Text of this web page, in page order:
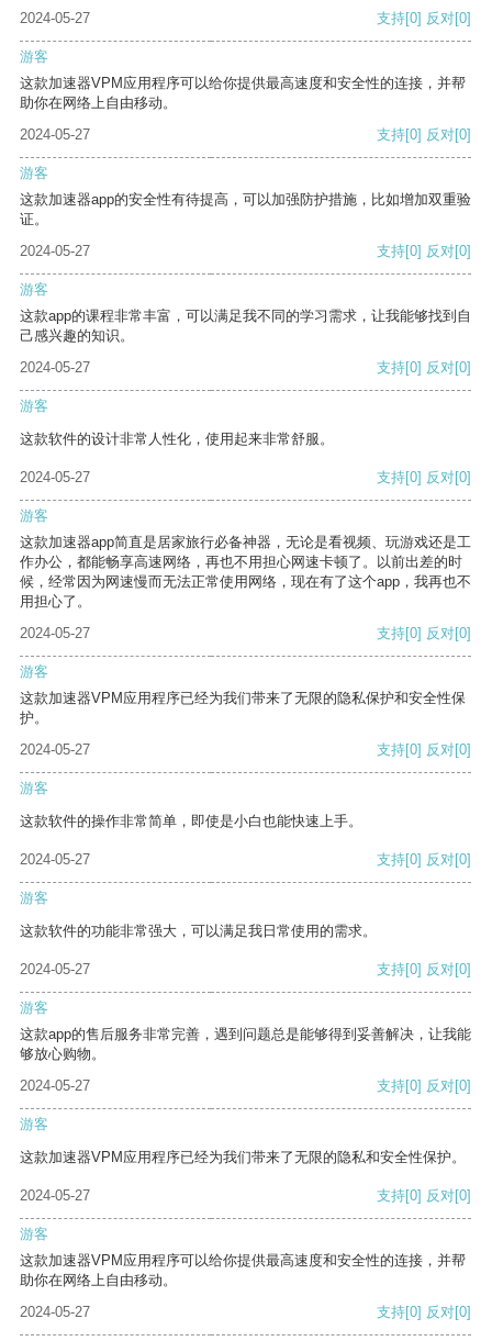
2024-05-27 支持[0] 反对[0]
游客
这款加速器VPM应用程序可以给你提供最高速度和安全性的连接，并帮
助你在网络上自由移动。
2024-05-27
支持[0] 反对[0]
游客
这款加速器app的安全性有待提高，可以加强防护措施，比如增加双重验
证。
2024-05-27
支持[0] 反对[0]
游客
这款app的课程非常丰富，可以满足我不同的学习需求，让我能够找到自
己感兴趣的知识。
2024-05-27
支持[0] 反对[0]
游客
这款软件的设计非常人性化，使用起来非常舒服。
2024-05-27 支持[0] 反对[0]
游客
这款加速器app简直是居家旅行必备神器，无论是看视频、玩游戏还是工
作办公，都能畅享高速网络，再也不用担心网速卡顿了。以前出差的时
候，经常因为网速慢而无法正常使用网络，现在有了这个app，我再也不
用担心了。
2024-05-27
支持[0] 反对[0]
游客
这款加速器VPM应用程序已经为我们带来了无限的隐私保护和安全性保
护。
2024-05-27
支持[0] 反对[0]
游客
这款软件的操作非常简单，即使是小白也能快速上手。
2024-05-27 支持[0] 反对[0]
游客
这款软件的功能非常强大，可以满足我日常使用的需求。
2024-05-27 支持[0] 反对[0]
游客
这款app的售后服务非常完善，遇到问题总是能够得到妥善解决，让我能
够放心购物。
2024-05-27
支持[0] 反对[0]
游客
这款加速器VPM应用程序已经为我们带来了无限的隐私和安全性保护。
2024-05-27 支持[0] 反对[0]
游客
这款加速器VPM应用程序可以给你提供最高速度和安全性的连接，并帮
助你在网络上自由移动。
2024-05-27
支持[0] 反对[0]